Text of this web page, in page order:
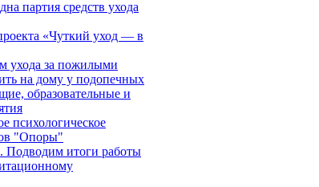
партия средств ухода
«Чуткий уход — в
ухода за пожилыми
на дому у подопечных
образовательные и
психологическое
"Опоры"
итоги работы